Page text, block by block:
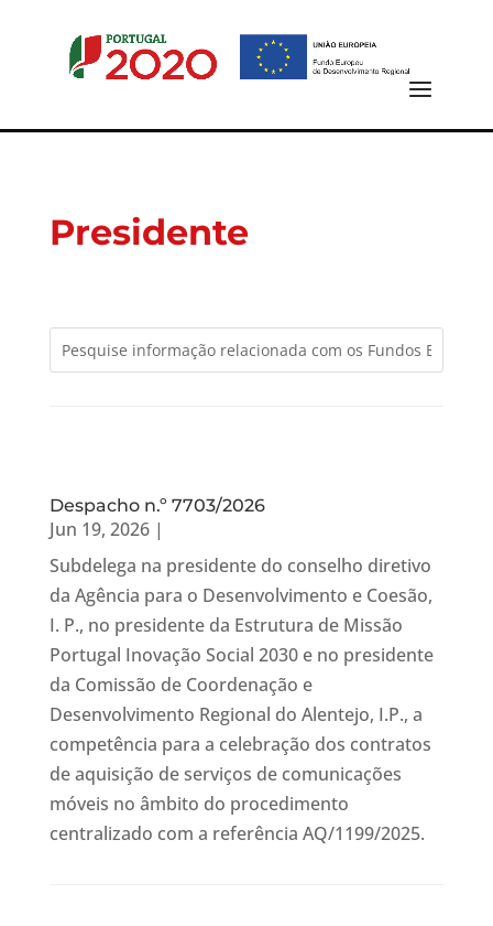
Presidente
Despacho n.º 7703/2026
Jun 19, 2026|
Subdelega na presidente do conselho diretivo
da Agência para o Desenvolvimento e Coesão,
I. P., no presidente da Estrutura de Missão
Portugal Inovação Social 2030 e no presidente
da Comissão de Coordenação e
Desenvolvimento Regional do Alentejo, I.P., a
competência para a celebração dos contratos
de aquisição de serviços de comunicações
móveis no âmbito do procedimento
centralizado com a referência AQ/1199/2025.